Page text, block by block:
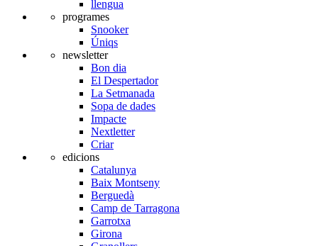
llengua
programes
Snooker
Úniqs
newsletter
Bon dia
El Despertador
La Setmanada
Sopa de dades
Impacte
Nextletter
Criar
edicions
Catalunya
Baix Montseny
Berguedà
Camp de Tarragona
Garrotxa
Girona